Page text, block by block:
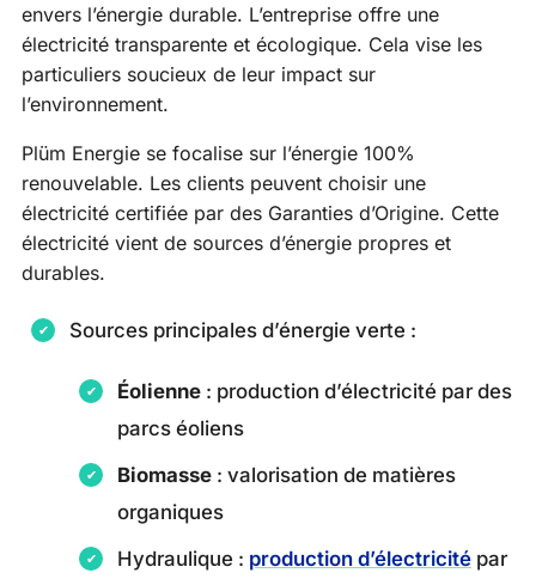
envers l’énergie durable. L’entreprise offre une
électricité transparente et écologique. Cela vise les
particuliers soucieux de leur impact sur
l’environnement.
Plüm Energie se focalise sur l’énergie 100%
renouvelable. Les clients peuvent choisir une
électricité certifiée par des Garanties d’Origine. Cette
électricité vient de sources d’énergie propres et
durables.
Sources principales d’énergie verte :
Éolienne : production d’électricité par des
parcs éoliens
Biomasse : valorisation de matières
organiques
Hydraulique : production d’électricité par